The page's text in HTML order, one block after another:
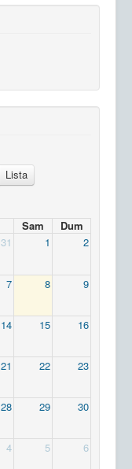
Lista
Sam
Dum
31 1 2
7 8 9
14 15 16
21 22 23
28 29 30
4 5 6